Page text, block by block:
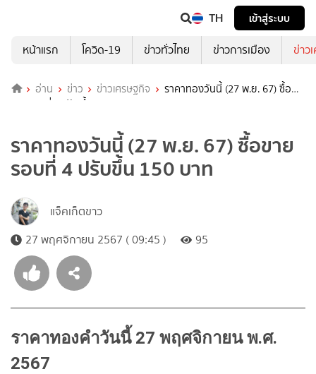
TH
เข้าสู่ระบบ
หน้าแรก
โควิด-19 ข่าวทั่วไทย ข่าวการเมือง ข่าว
อ่าน ข่าว ข่าวเศรษฐกิจ
ราคาทองวันนี้ (27 พ.ย. 67) ซื้อ
ขายรอบที่ 4 ปรับขึ้น 150 บาท
ราคาทองวันนี้ (27 พ.ย. 67) ซื้อขาย
รอบที่ 4 ปรับขึ้น 150 บาท
แจ็คเก็ตขาว
27 พฤศจิกายน 2567 ( 09:45 )
95
ราคาทองคำวันนี้ 27 พฤศจิกายน พ.ศ.
2567